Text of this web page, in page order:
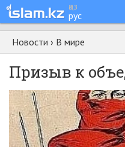
қаз
рус
Новости › В мире
Призыв к